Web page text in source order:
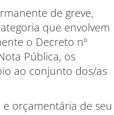
de greve,
que envolvem
o Decreto nº
Pública, os
ao conjunto dos/as
orçamentária de seu